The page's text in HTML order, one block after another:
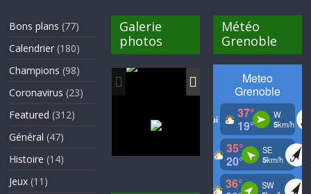
Bons plans (77)
Calendrier (180)
Champions (98)
Coronavirus (23)
Featured (312)
Général (47)
Histoire (14)
Jeux (11)
Galerie
photos
Météo
Grenoble